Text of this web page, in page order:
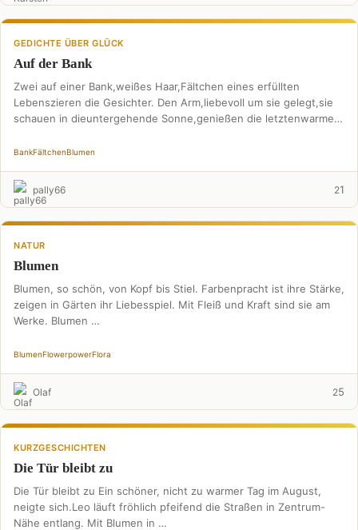
GEDICHTE ÜBER GLÜCK
Auf der Bank
Zwei auf einer Bank,weißes Haar,Fältchen eines erfüllten
Lebenszieren die Gesichter. Den Arm,liebevoll um sie gelegt,sie
schauen in dieuntergehende Sonne,genießen die letztenwarmen
BankFältchenBlumen
pally66 21
NATUR
Blumen
Blumen, so schön, von Kopf bis Stiel. Farbenpracht ist ihre Stärke,
zeigen in Gärten ihr Liebesspiel. Mit Fleiß und Kraft sind sie am
Werke. Blumen …
BlumenFlowerpowerFlora
Olaf 25
KURZGESCHICHTEN
Die Tür bleibt zu
Die Tür bleibt zu Ein schöner, nicht zu warmer Tag im August,
neigte sich.Leo läuft fröhlich pfeifend die Straßen in Zentrum-
Nähe entlang. Mit Blumen in …